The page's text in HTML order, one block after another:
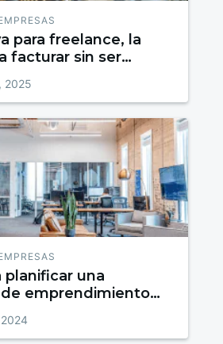
para freelance, la
facturar sin ser
2025
planificar una
emprendimiento